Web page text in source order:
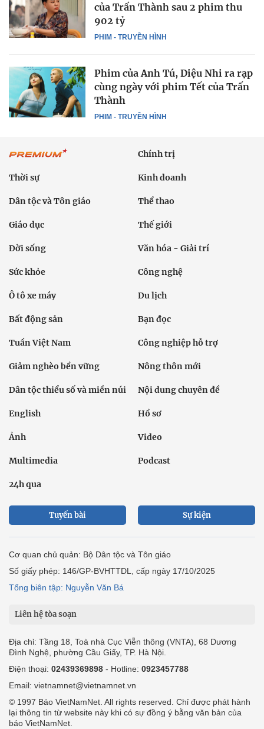
PHIM - TRUYỀN HÌNH
của Trấn Thành sau 2 phim thu
902 tỷ
PHIM - TRUYỀN HÌNH
Phim của Anh Tú, Diệu Nhi ra rạp
cùng ngày với phim Tết của Trấn
Thành
Chính trị
Thời sự Kinh doanh
Dân tộc và Tôn giáo Thể thao
Giáo dục Thế giới
Đời sống Văn hóa - Giải trí
Sức khỏe Công nghệ
Ô tô xe máy Du lịch
Bất động sản Bạn đọc
Tuần Việt Nam Công nghiệp hỗ trợ
Giảm nghèo bền vững Nông thôn mới
Dân tộc thiểu số và miền núi Nội dung chuyên đề
English Hồ sơ
Ảnh Video
Multimedia Podcast
24h qua
Tuyến bài Sự kiện
Cơ quan chủ quản: Bộ Dân tộc và Tôn giáo
Số giấy phép: 146/GP-BVHTTDL, cấp ngày 17/10/2025
Tổng biên tập: Nguyễn Văn Bá
Liên hệ tòa soạn
Địa chỉ: Tầng 18, Toà nhà Cục Viễn thông (VNTA), 68 Dương
Đình Nghệ, phường Cầu Giấy, TP. Hà Nội.
Điện thoại: 02439369898 - Hotline: 0923457788
Email: vietnamnet@vietnamnet.vn
© 1997 Báo VietNamNet. All rights reserved. Chỉ được phát hành
lại thông tin từ website này khi có sự đồng ý bằng văn bản của
báo VietNamNet.